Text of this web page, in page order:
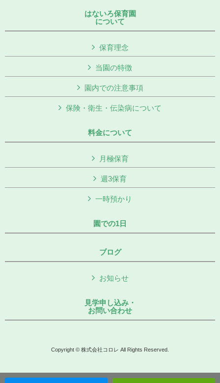
はないろ保育園
について
保育理念
当園の特徴
園内での注意事項
保険・衛生・伝染病について
料金について
月極保育
週3保育
一時預かり
園での1日
ブログ
お知らせ
見学申し込み・
お問い合わせ
Copyright © 株式会社コロレ All Rights Reserved.